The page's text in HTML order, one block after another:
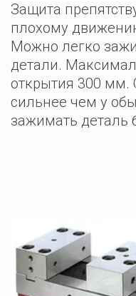
Защита
плохому
Можно легко
детали.
открытия 300 мм.
сильнее чем у
зажимать деталь